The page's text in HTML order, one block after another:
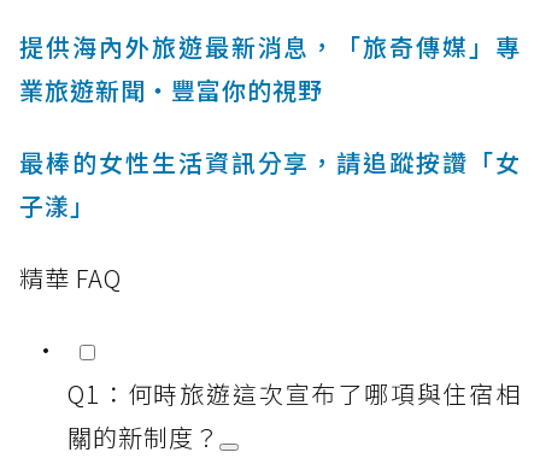
提供海內外旅遊最新消息，「旅奇傳媒」專
業旅遊新聞‧豐富你的視野
最棒的女性生活資訊分享，請追蹤按讚「女
子漾」
精華 FAQ
Q1：何時旅遊這次宣布了哪項與住宿相
關的新制度？